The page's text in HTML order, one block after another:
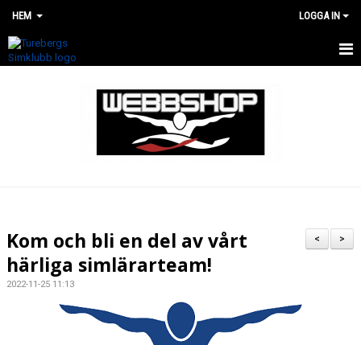
HEM LOGGA IN
RENOVERING AV SIMHALLEN
>
<
Kom och bli en del av vårt
härliga simlärarteam!
2022-11-25 11:13